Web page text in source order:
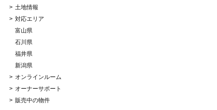
土地情報
対応エリア
富山県
石川県
福井県
新潟県
オンラインルーム
オーナーサポート
販売中の物件